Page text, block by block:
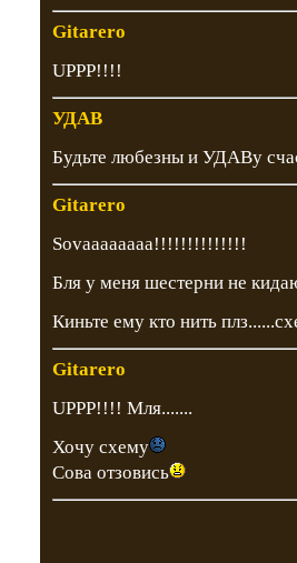
Gitarero
UPPP!!!!
УДАВ
Будьте любезны и УДАВу
Gitarero
Sovaaaaaaaa!!!!!!!!!!!!!!
Бля у меня шестерни не
Киньте ему кто нить
Gitarero
UPPP!!!! Мля.......
Хочу схему
Сова отзовись